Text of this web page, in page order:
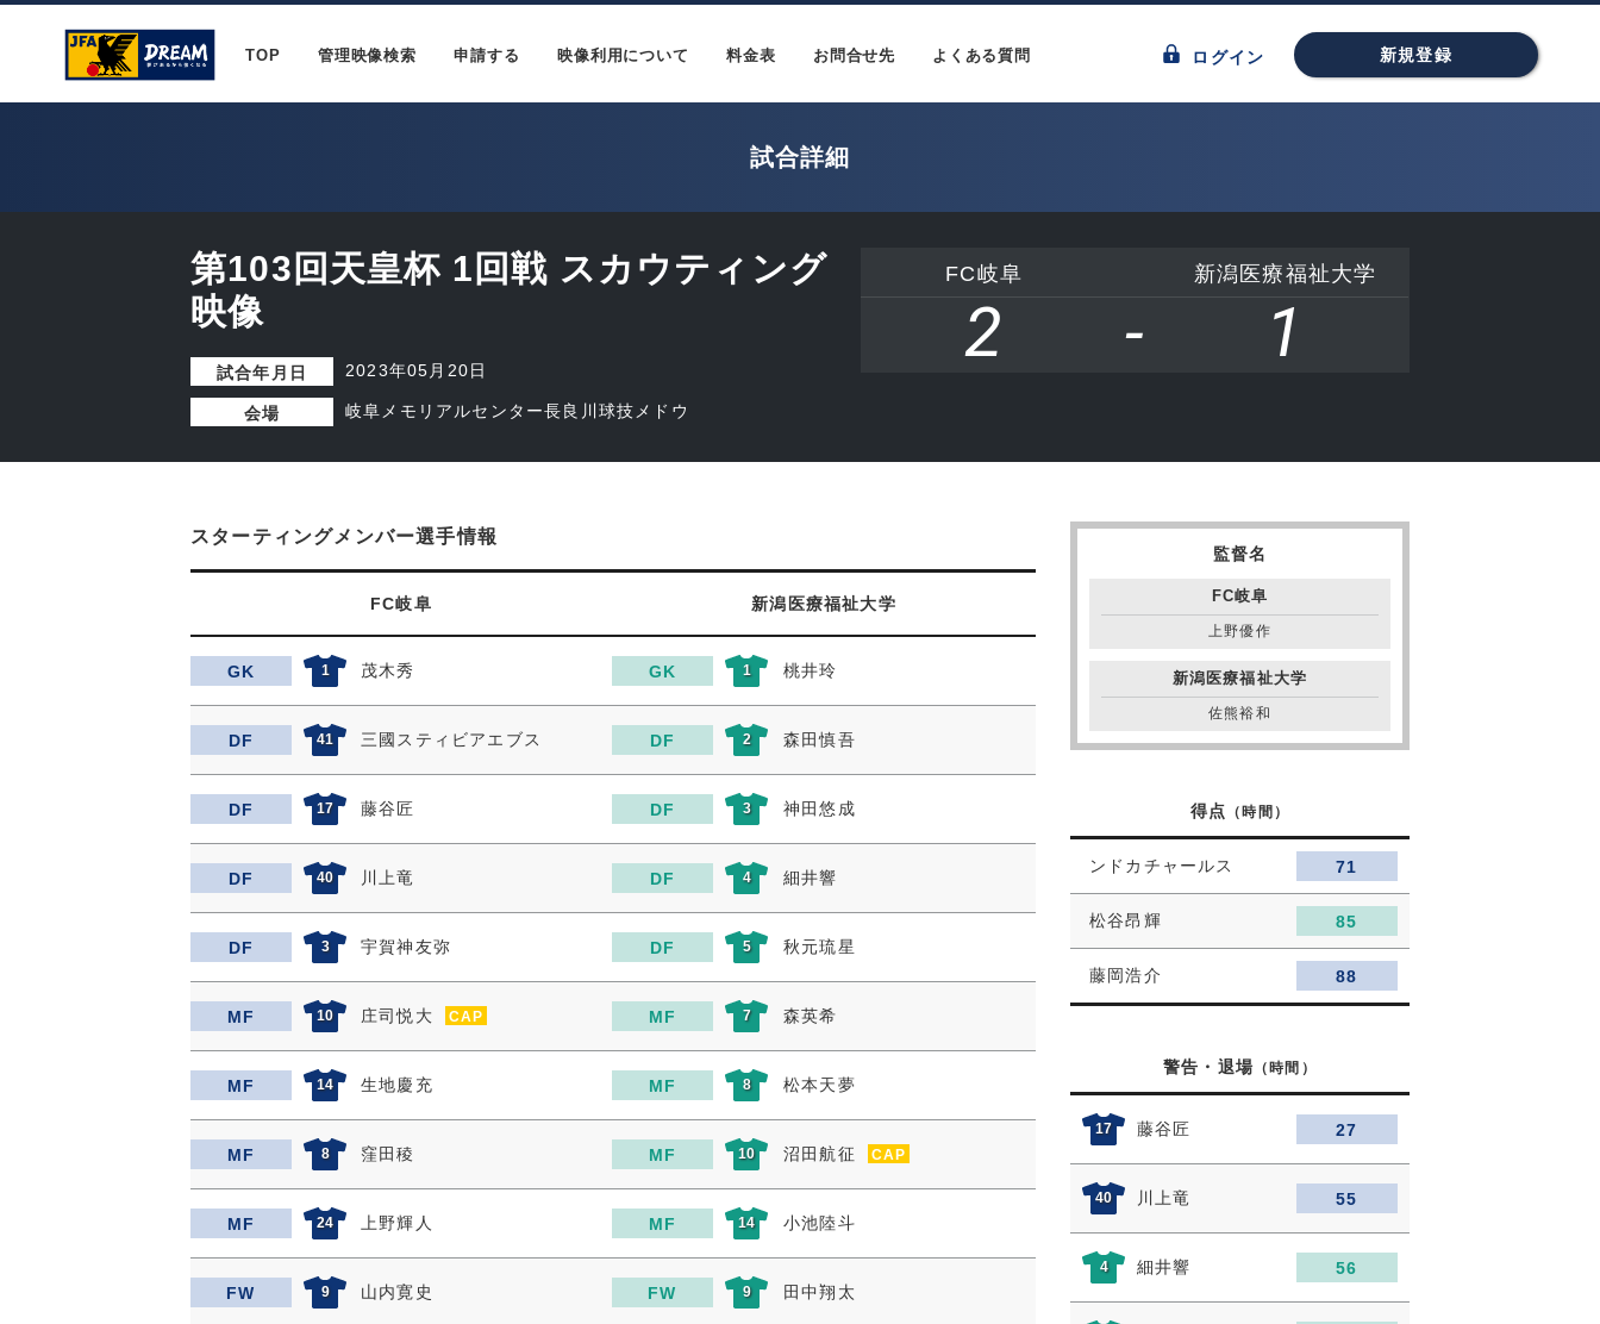
TOP 管理映像検索 申請する 映像利用について 料金表 お問合せ先 よくある質問 ログイン 新規登録
試合詳細
第103回天皇杯 1回戦 スカウティング
映像
試合年月日 2023年05月20日
会場 岐阜メモリアルセンター長良川球技メドウ
FC岐阜 新潟医療福祉大学
2 - 1
スターティングメンバー選手情報
FC岐阜 新潟医療福祉大学
GK 1 茂木秀 GK 1 桃井玲
DF 41 三國スティビアエブス DF 2 森田慎吾
DF 17 藤谷匠 DF 3 神田悠成
DF 40 川上竜 DF 4 細井響
DF 3 宇賀神友弥 DF 5 秋元琉星
MF 10 庄司悦大 CAP MF 7 森英希
MF 14 生地慶充 MF 8 松本天夢
MF 8 窪田稜 MF 10 沼田航征 CAP
MF 24 上野輝人 MF 14 小池陸斗
FW 9 山内寛史 FW 9 田中翔太
監督名
FC岐阜
上野優作
新潟医療福祉大学
佐熊裕和
得点 （時間）
ンドカチャールス 71
松谷昂輝 85
藤岡浩介 88
警告・退場 （時間）
17 藤谷匠 27
40 川上竜 55
4 細井響 56